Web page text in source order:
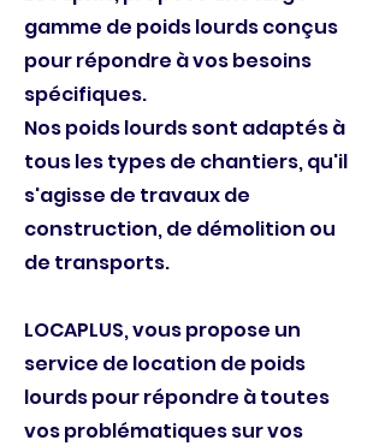
gamme de poids lourds conçus
pour répondre à vos besoins
spécifiques.
Nos poids lourds sont adaptés à
tous les types de chantiers, qu'il
s'agisse de travaux de
construction, de démolition ou
de transports.
LOCAPLUS, vous propose un
service de location de poids
lourds pour répondre à toutes
vos problématiques sur vos